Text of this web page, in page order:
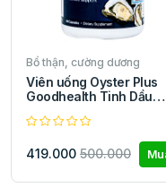
Bổ thận, cường dương
Viên uống Oyster Plus
Goodhealth Tinh Dầu
sinh lực 60 viên
419.000 500.000